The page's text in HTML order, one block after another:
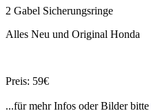
2 Gabel Sicherungsringe
Alles Neu und Original Honda
Preis: 59€
...für mehr Infos oder Bilder bitte